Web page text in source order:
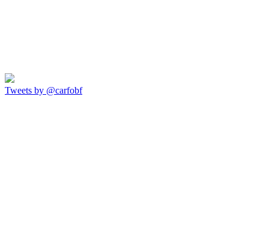
Tweets by @carfobf